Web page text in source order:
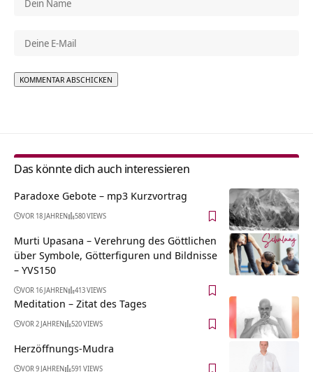
Das könnte dich auch interessieren
Paradoxe Gebote – mp3 Kurzvortrag
VOR 18 JAHREN 580 VIEWS
Murti Upasana – Verehrung des Göttlichen
über Symbole, Götterfiguren und Bildnisse
– YVS150
VOR 16 JAHREN 413 VIEWS
Meditation – Zitat des Tages
VOR 2 JAHREN 520 VIEWS
Herzöffnungs-Mudra
VOR 9 JAHREN 591 VIEWS